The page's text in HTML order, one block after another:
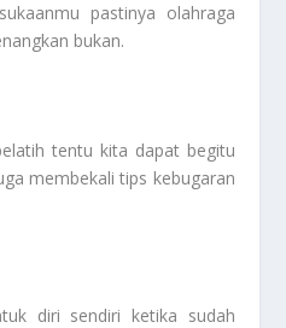
pastinya olahraga
bukan.
tentu kita dapat begitu
membekali tips kebugaran
diri sendiri ketika sudah